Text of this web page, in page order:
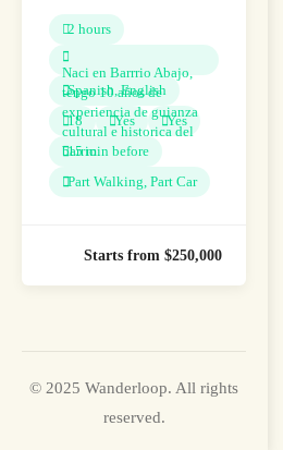
2 hours
Naci en Barrrio Abajo,
tengo 10 años de
experiencia de guianza
cultural e historica del
barrio.
Spanish, English
18
Yes
Yes
15 min before
Part Walking, Part Car
© 2025 Wanderloop. All rights
reserved.